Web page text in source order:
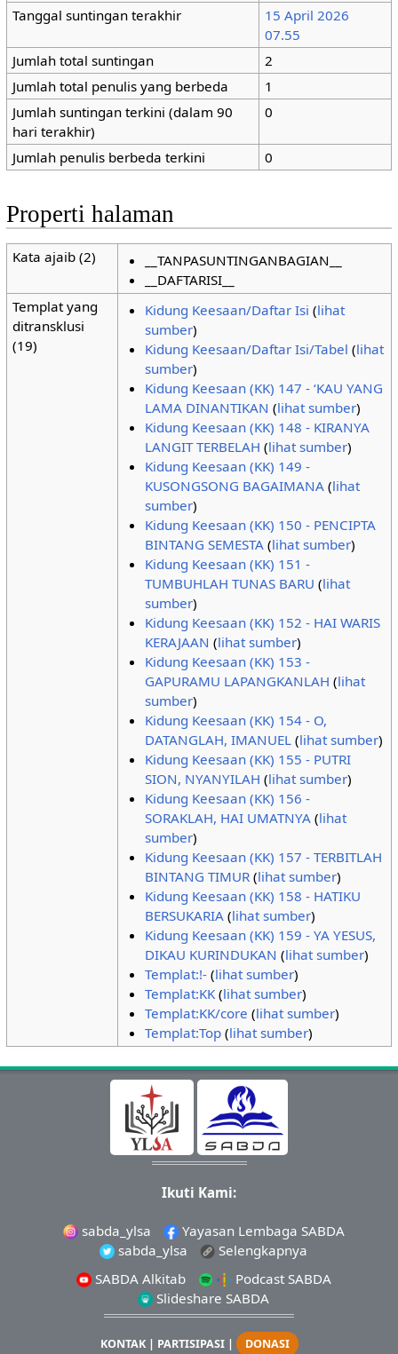
Tanggal suntingan terakhir
15 April 2026
07.55
Jumlah total suntingan
2
Jumlah total penulis yang berbeda
1
Jumlah suntingan terkini (dalam 90
hari terakhir)
0
Jumlah penulis berbeda terkini 0
Properti halaman
Kata ajaib (2)
__TANPASUNTINGANBAGIAN__
__DAFTARISI__
Templat yang
ditransklusi
(19)
Kidung Keesaan/Daftar Isi (lihat
sumber)
Kidung Keesaan/Daftar Isi/Tabel (lihat
sumber)
Kidung Keesaan (KK) 147 - ‘KAU YANG
LAMA DINANTIKAN (lihat sumber)
Kidung Keesaan (KK) 148 - KIRANYA
LANGIT TERBELAH (lihat sumber)
Kidung Keesaan (KK) 149 -
KUSONGSONG BAGAIMANA (lihat
sumber)
Kidung Keesaan (KK) 150 - PENCIPTA
BINTANG SEMESTA (lihat sumber)
Kidung Keesaan (KK) 151 -
TUMBUHLAH TUNAS BARU (lihat
sumber)
Kidung Keesaan (KK) 152 - HAI WARIS
KERAJAAN (lihat sumber)
Kidung Keesaan (KK) 153 -
GAPURAMU LAPANGKANLAH (lihat
sumber)
Kidung Keesaan (KK) 154 - O,
DATANGLAH, IMANUEL (lihat sumber)
Kidung Keesaan (KK) 155 - PUTRI
SION, NYANYILAH (lihat sumber)
Kidung Keesaan (KK) 156 -
SORAKLAH, HAI UMATNYA (lihat
sumber)
Kidung Keesaan (KK) 157 - TERBITLAH
BINTANG TIMUR (lihat sumber)
Kidung Keesaan (KK) 158 - HATIKU
BERSUKARIA (lihat sumber)
Kidung Keesaan (KK) 159 - YA YESUS,
DIKAU KURINDUKAN (lihat sumber)
Templat:!- (lihat sumber)
Templat:KK (lihat sumber)
Templat:KK/core (lihat sumber)
Templat:Top (lihat sumber)
Ikuti Kami:
sabda_ylsa
Yayasan Lembaga SABDA
sabda_ylsa
Selengkapnya
SABDA Alkitab
Podcast SABDA
Slideshare SABDA
KONTAK| PARTISIPASI| DONASI